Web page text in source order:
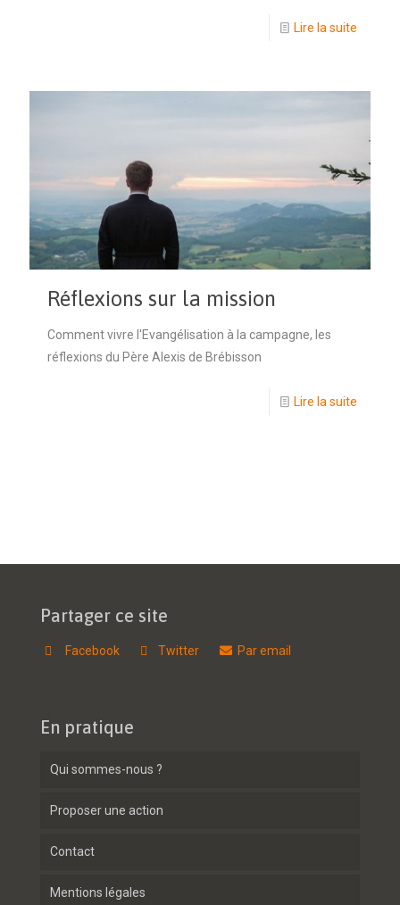
Lire la suite
Réflexions sur la mission
Comment vivre l'Evangélisation à la campagne, les
réflexions du Père Alexis de Brébisson
Lire la suite
Partager ce site
Facebook Twitter Par email
En pratique
Qui sommes-nous ?
Proposer une action
Contact
Mentions légales